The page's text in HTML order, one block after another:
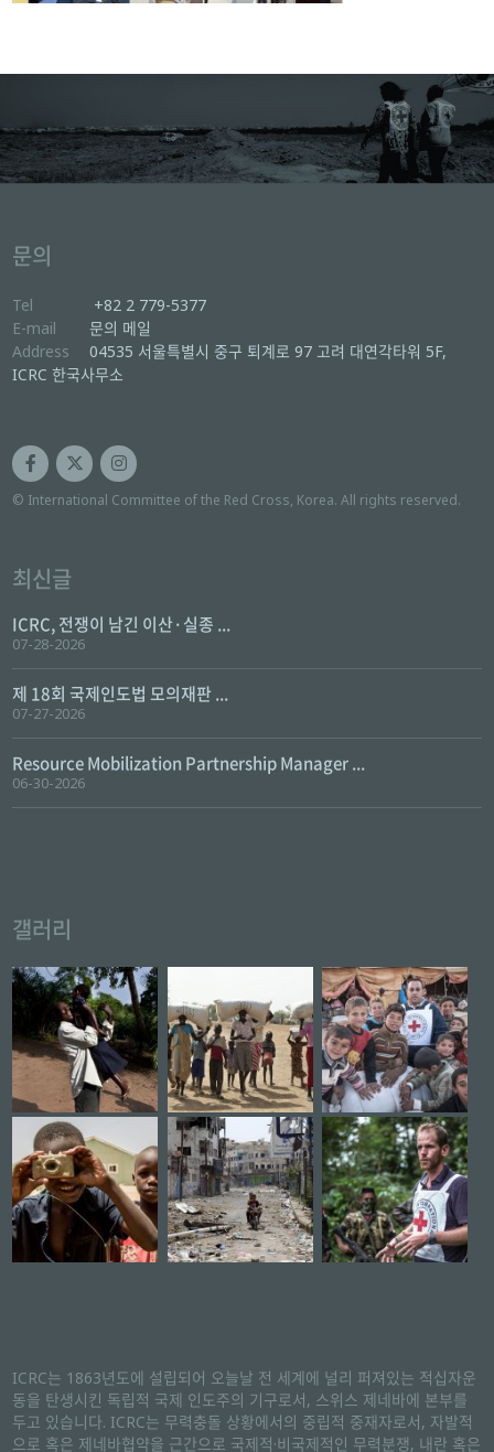
문의
Tel
+82 2 779-5377
E-mail
문의 메일
Address
04535 서울특별시 중구 퇴계로 97 고려 대연각타워 5F,
ICRC 한국사무소
© International Committee of the Red Cross, Korea. All rights reserved.
최신글
ICRC, 전쟁이 남긴 이산·실종 ...
07-28-2026
제 18회 국제인도법 모의재판 ...
07-27-2026
Resource Mobilization Partnership Manager ...
06-30-2026
갤러리
ICRC는 1863년도에 설립되어 오늘날 전 세계에 널리 퍼져있는 적십자운
동을 탄생시킨 독립적 국제 인도주의 기구로서, 스위스 제네바에 본부를
두고 있습니다. ICRC는 무력충돌 상황에서의 중립적 중재자로서, 자발적
으로 혹은 제네바협약을 근간으로 국제적·비국제적인 무력분쟁, 내란 혹은